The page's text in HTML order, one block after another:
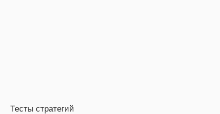
Тесты стратегий